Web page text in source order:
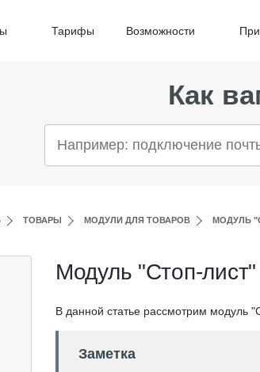
Тарифы Возможности
Как
ТОВАРЫ МОДУЛИ ДЛЯ ТОВАРОВ МОДУЛЬ
Модуль "Стоп-лист"
В данной статье рассмотрим модуль
Заметка